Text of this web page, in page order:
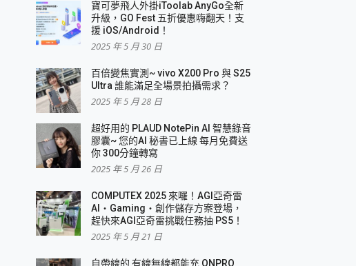
寶可夢飛人外掛iToolab AnyGo全新
升級，GO Fest 五折優惠嗨翻天！支
援 iOS/Android！
2025 年 5 月 30 日
百倍變焦實測~ vivo X200 Pro 與 S25
Ultra 誰能滿足全場景拍攝需求？
2025 年 5 月 28 日
超好用的 PLAUD NotePin AI 智慧錄音
膠囊~ 您的AI 秘書已上線 每月免費送
你 300分鐘轉寫
2025 年 5 月 26 日
COMPUTEX 2025 來囉！AGI亞奇雷
AI・Gaming・創作儲存方案登場，
趕快來AGI亞奇雷挑戰任務抽 PS5！
2025 年 5 月 21 日
自帶線的 有線無線都能充 ONPRO